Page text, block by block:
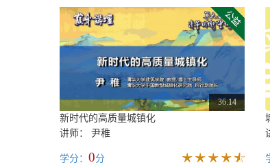
36:14
新时代的高质量城镇化
讲师： 尹稚
学分： 0分